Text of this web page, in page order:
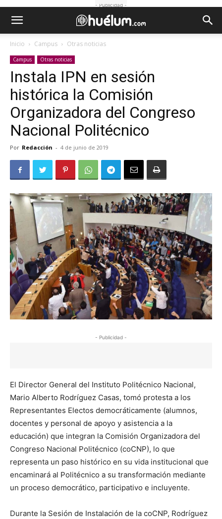
- Publicidad -
Inicio Campus Otras noticias
Campus Otras noticias
Instala IPN en sesión
histórica la Comisión
Organizadora del Congreso
Nacional Politécnico
Por Redacción - 4 de junio de 2019
- Publicidad -
El Director General del Instituto Politécnico Nacional,
Mario Alberto Rodríguez Casas, tomó protesta a los
Representantes Electos democráticamente (alumnos,
docentes y personal de apoyo y asistencia a la
educación) que integran la Comisión Organizadora del
Congreso Nacional Politécnico (coCNP), lo que
representa un paso histórico en su vida institucional que
encaminará al Politécnico a su transformación mediante
un proceso democrático, participativo e incluyente.
Durante la Sesión de Instalación de la coCNP, Rodríguez